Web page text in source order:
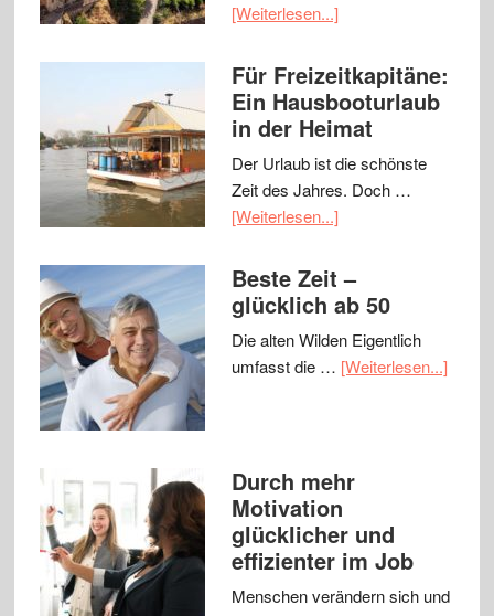
[Weiterlesen...]
Für Freizeitkapitäne:
Ein Hausbooturlaub
in der Heimat
Der Urlaub ist die schönste
Zeit des Jahres. Doch …
[Weiterlesen...]
Beste Zeit –
glücklich ab 50
Die alten Wilden Eigentlich
umfasst die … [Weiterlesen...]
Durch mehr
Motivation
glücklicher und
effizienter im Job
Menschen verändern sich und